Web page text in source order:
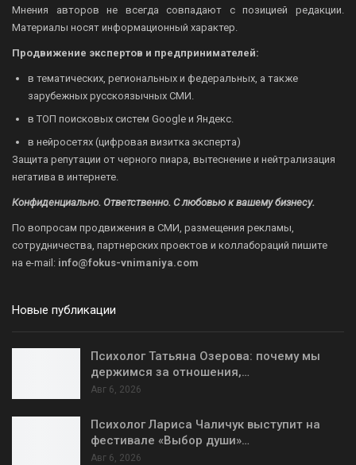
Мнения авторов не всегда совпадают с позицией редакции.
Материалы носят информационный характер.
Продвижение экспертов и предпринимателей:
в тематических, региональных и федеральных, а также
зарубежных русскоязычных СМИ.
в ТОП поисковых систем Google и Яндекс.
в нейросетях (цифровая визитка эксперта)
Защита репутации от черного пиара, вытеснение и нейтрализация
негатива в интернете.
Конфиденциально. Ответственно. С любовью к вашему бизнесу.
По вопросам продвижения в СМИ, размещения рекламы,
сотрудничества, партнерских проектов и коллабораций пишите
на e-mail: info@fokus-vnimaniya.com
Новые публикации
Психолог Татьяна Озерова: почему мы
держимся за отношения,…
Авг 6, 2026
Психолог Лариса Чаличук выступит на
фестивале «Выбор души»…
Авг 6, 2026